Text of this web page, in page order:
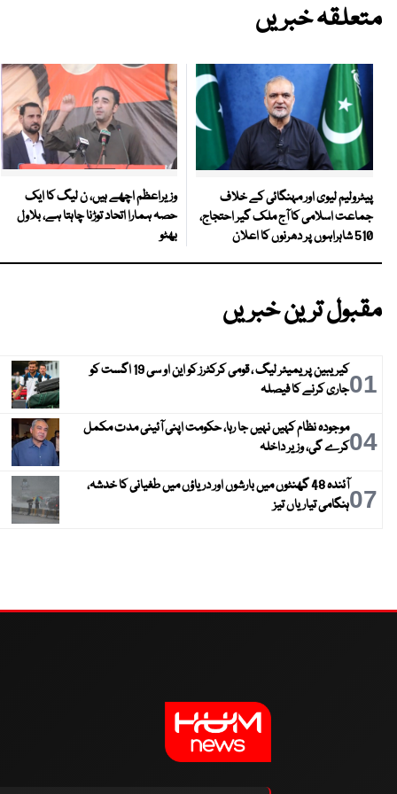
متعلقہ خبریں
پیٹرولیم لیوی اور مہنگائی کے خلاف
جماعت اسلامی کا آج ملک گیر احتجاج،
510 شاہراہوں پر دھرنوں کا اعلان
وزیراعظم اچھے ہیں، ن لیگ کا ایک
حصہ ہمارا اتحاد توڑنا چاہتا ہے، بلاول
بھٹو
مقبول ترین خبریں
01
کیریبین پریمیئر لیگ ، قومی کرکٹرز کو این او سی 19 اگست کو
جاری کرنے کا فیصلہ
04موجودہ نظام کہیں نہیں جا رہا، حکومت اپنی آئینی مدت مکمل
کرے گی، وزیر داخلہ
07
آئندہ 48 گھنٹوں میں بارشوں اور دریاؤں میں طغیانی کا خدشہ،
ہنگامی تیاریاں تیز